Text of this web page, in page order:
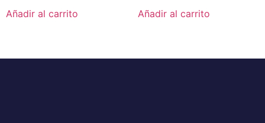
Añadir al carrito Añadir al carrito